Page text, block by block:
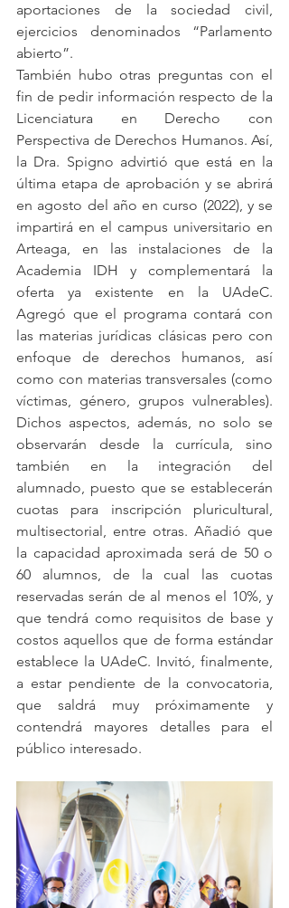
aportaciones de la sociedad civil,
ejercicios denominados “Parlamento
abierto”.
También hubo otras preguntas con el
fin de pedir información respecto de la
Licenciatura en Derecho con
Perspectiva de Derechos Humanos. Así,
la Dra. Spigno advirtió que está en la
última etapa de aprobación y se abrirá
en agosto del año en curso (2022), y se
impartirá en el campus universitario en
Arteaga, en las instalaciones de la
Academia IDH y complementará la
oferta ya existente en la UAdeC.
Agregó que el programa contará con
las materias jurídicas clásicas pero con
enfoque de derechos humanos, así
como con materias transversales (como
víctimas, género, grupos vulnerables).
Dichos aspectos, además, no solo se
observarán desde la currícula, sino
también en la integración del
alumnado, puesto que se establecerán
cuotas para inscripción pluricultural,
multisectorial, entre otras. Añadió que
la capacidad aproximada será de 50 o
60 alumnos, de la cual las cuotas
reservadas serán de al menos el 10%, y
que tendrá como requisitos de base y
costos aquellos que de forma estándar
establece la UAdeC. Invitó, finalmente,
a estar pendiente de la convocatoria,
que saldrá muy próximamente y
contendrá mayores detalles para el
público interesado.